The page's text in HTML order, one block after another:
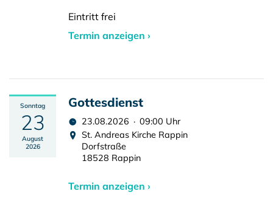
Eintritt frei
Termin anzeigen ›
Sonntag
23
August
2026
Gottesdienst
23.08.2026 · 09:00 Uhr
St. Andreas Kirche Rappin
Dorfstraße
18528 Rappin
Termin anzeigen ›